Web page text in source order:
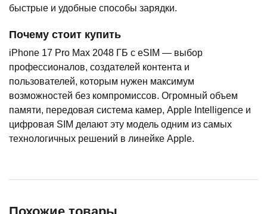
быстрые и удобные способы зарядки.
Почему стоит купить
iPhone 17 Pro Max 2048 ГБ с eSIM — выбор
профессионалов, создателей контента и
пользователей, которым нужен максимум
возможностей без компромиссов. Огромный объем
памяти, передовая система камер, Apple Intelligence и
цифровая SIM делают эту модель одним из самых
технологичных решений в линейке Apple.